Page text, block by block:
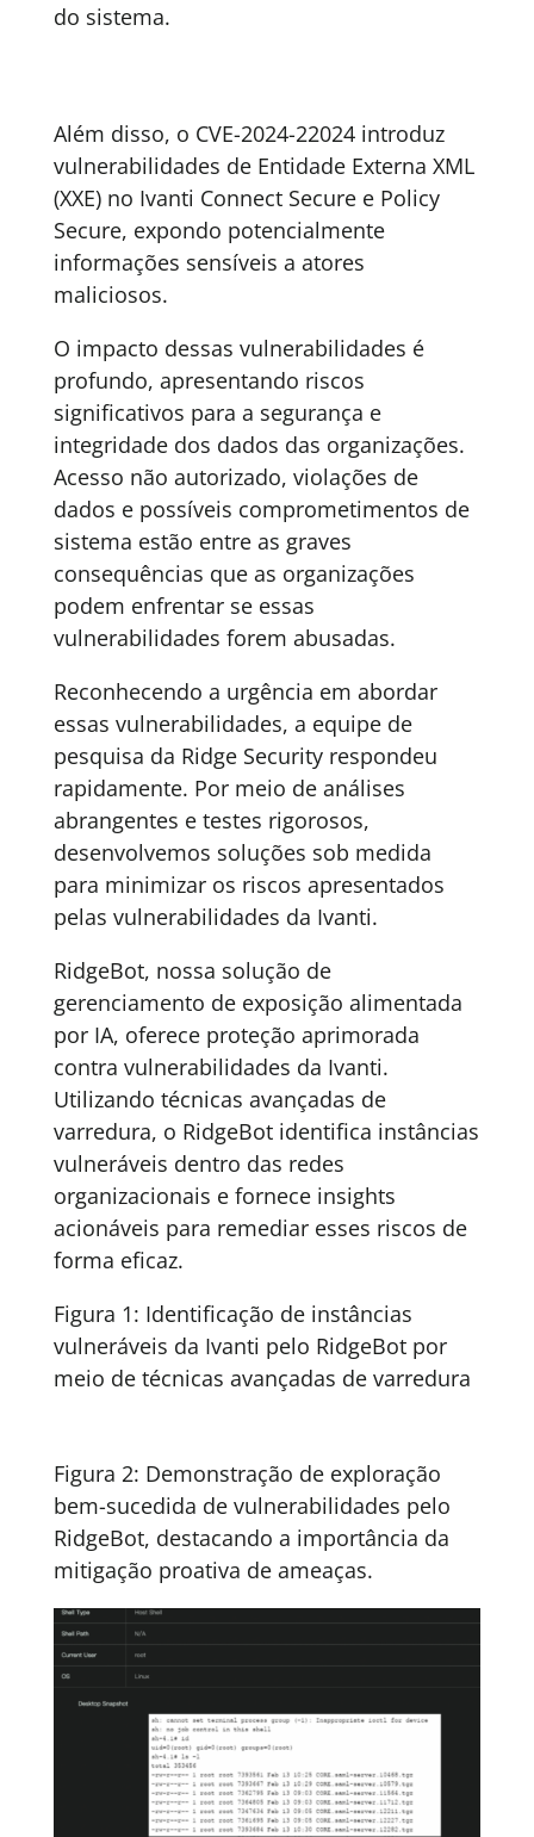
do sistema.
Além disso, o CVE-2024-22024 introduz
vulnerabilidades de Entidade Externa XML
(XXE) no Ivanti Connect Secure e Policy
Secure, expondo potencialmente
informações sensíveis a atores
maliciosos.
O impacto dessas vulnerabilidades é
profundo, apresentando riscos
significativos para a segurança e
integridade dos dados das organizações.
Acesso não autorizado, violações de
dados e possíveis comprometimentos de
sistema estão entre as graves
consequências que as organizações
podem enfrentar se essas
vulnerabilidades forem abusadas.
Reconhecendo a urgência em abordar
essas vulnerabilidades, a equipe de
pesquisa da Ridge Security respondeu
rapidamente. Por meio de análises
abrangentes e testes rigorosos,
desenvolvemos soluções sob medida
para minimizar os riscos apresentados
pelas vulnerabilidades da Ivanti.
RidgeBot, nossa solução de
gerenciamento de exposição alimentada
por IA, oferece proteção aprimorada
contra vulnerabilidades da Ivanti.
Utilizando técnicas avançadas de
varredura, o RidgeBot identifica instâncias
vulneráveis dentro das redes
organizacionais e fornece insights
acionáveis para remediar esses riscos de
forma eficaz.
Figura 1: Identificação de instâncias
vulneráveis da Ivanti pelo RidgeBot por
meio de técnicas avançadas de varredura
Figura 2: Demonstração de exploração
bem-sucedida de vulnerabilidades pelo
RidgeBot, destacando a importância da
mitigação proativa de ameaças.